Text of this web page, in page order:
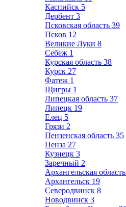
Каспийск 5
Дербент 3
Псковская область 39
Псков 12
Великие Луки 8
Себеж 1
Курская область 38
Курск 27
Фатеж 1
Щигры 1
Липецкая область 37
Липецк 19
Елец 5
Грязи 2
Пензенская область 35
Пенза 27
Кузнецк 3
Заречный 2
Архангельская область
Архангельск 19
Северодвинск 8
Новодвинск 3